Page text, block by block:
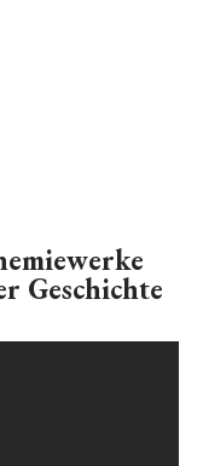
Geschichte